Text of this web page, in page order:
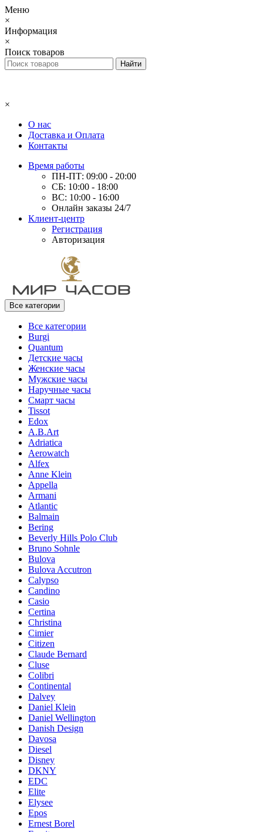
Меню
×
Информация
×
Поиск товаров
×
О нас
Доставка и Оплата
Контакты
Время работы
ПН-ПТ: 09:00 - 20:00
СБ: 10:00 - 18:00
ВС: 10:00 - 16:00
Онлайн заказы 24/7
Клиент-центр
Регистрация
Авторизация
Все категории
Все категории
Burgi
Quantum
Детские часы
Женские часы
Мужские часы
Наручные часы
Смарт часы
Tissot
Edox
A.B.Art
Adriatica
Aerowatch
Alfex
Anne Klein
Appella
Armani
Atlantic
Balmain
Bering
Beverly Hills Polo Club
Bruno Sohnle
Bulova
Bulova Accutron
Calypso
Candino
Casio
Certina
Christina
Cimier
Citizen
Claude Bernard
Cluse
Colibri
Continental
Dalvey
Daniel Klein
Daniel Wellington
Danish Design
Davosa
Diesel
Disney
DKNY
EDC
Elite
Elysee
Epos
Ernest Borel